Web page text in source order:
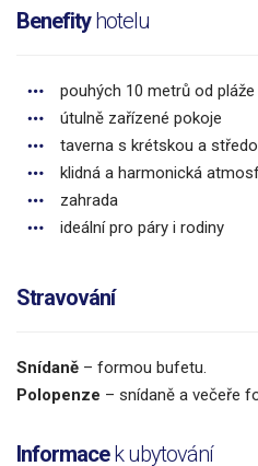
Benefityhotelu
pouhých 10 metrů od pláže
útulně zařízené pokoje
taverna s krétskou a
klidná a harmonická
zahrada
ideální pro páry i rodiny
Stravování
Snídaně – formou bufetu.
Polopenze – snídaně a večeře
Informacek ubytování